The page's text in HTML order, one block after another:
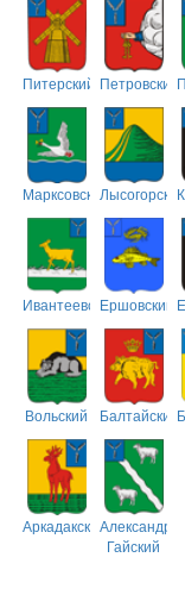
Питерский Петровский
МарксовскийЛысогорский
ИвантеевскийЕршовский
Вольский Балтайский
Аркадакский
Гайский